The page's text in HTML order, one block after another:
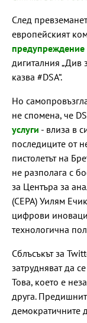
След
европейският
дигиталния „Див
казва #DSA“.
Но
не спомена, че
услуги - влиза в
последиците от
пистолетът на
не разполага с
за Центъра за
(CEPA) Уилям
цифрови
технологична
Сблъсъкът за
затрудняват да
Това, което е
друга.
демократичните